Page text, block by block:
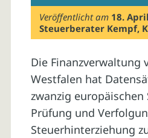
Veröffentlicht am 18.
Steuerberater Kempf,
Die Finanzverwaltung
Westfalen hat
zwanzig europäischen
Prüfung und
Steuerhinterziehung